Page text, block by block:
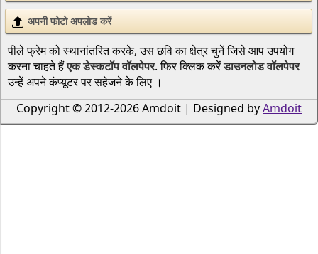
अपनी फोटो अपलोड करें
पीले फ्रेम को स्थानांतरित करके, उस छवि का क्षेत्र चुनें जिसे आप उपयोग
करना चाहते हैंएक डेस्कटॉप वॉलपेपर. फिर क्लिक करेंडाउनलोड वॉलपेपर
उन्हें अपने कंप्यूटर पर सहेजने के लिए ।
Copyright © 2012-2026 Amdoit | Designed byAmdoit